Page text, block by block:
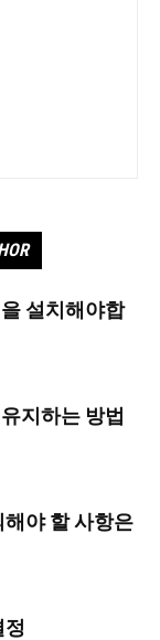
설치해야합
지하는 방법
야 할 사항은